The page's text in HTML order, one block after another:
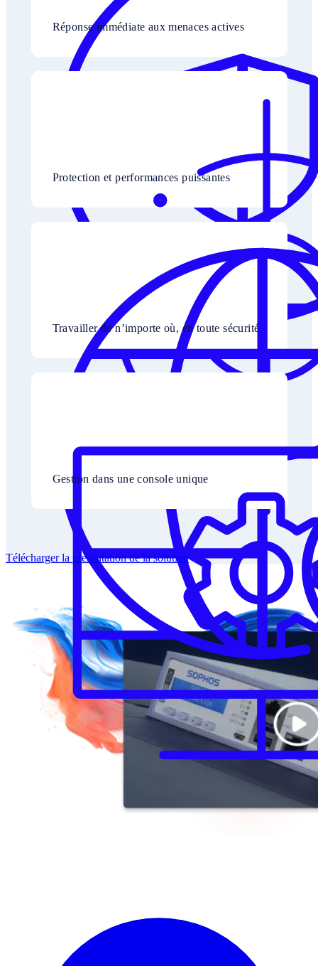
Réponse immédiate aux menaces actives
Protection et performances puissantes
Travailler de n’importe où, en toute sécurité
Gestion dans une console unique
Télécharger la présentation de la solution